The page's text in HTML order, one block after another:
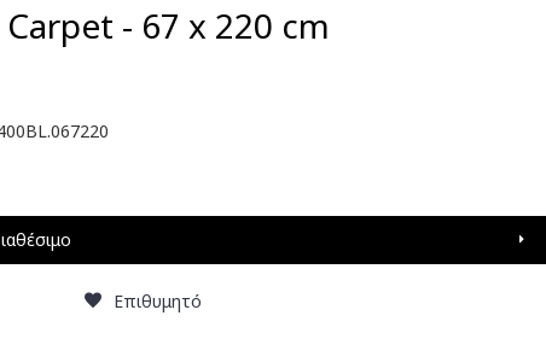
- 67 x 220 cm
Επιθυμητό